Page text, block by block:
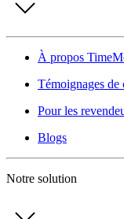
À propos
Témoignages de
Pour les
Blogs
Notre solution